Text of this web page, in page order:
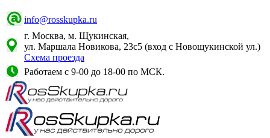
info@rosskupka.ru
г. Москва, м. Щукинская,
ул. Маршала Новикова, 23с5 (вход с Новощукинской ул.)
Схема проезда
Работаем с 9-00 до 18-00 по МСК.